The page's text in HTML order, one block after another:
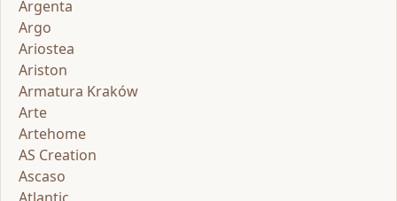
Argenta
Argo
Ariostea
Ariston
Armatura Kraków
Arte
Artehome
AS Creation
Ascaso